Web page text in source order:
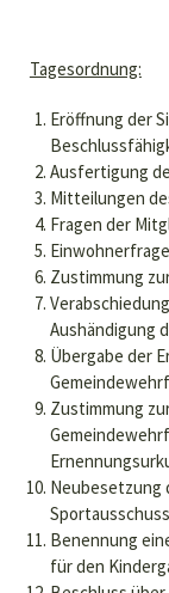
Tagesordnung:
Eröffnung der
Ausfertigung
Mitteilungen
Fragen der
Zustimmung
Aushändigung
Übergabe der
Zustimmung
Neubesetzung
Benennung
für den